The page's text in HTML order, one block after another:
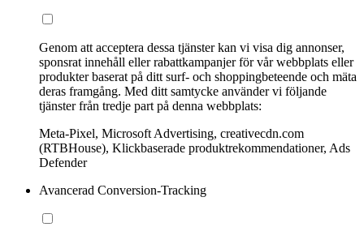
Genom att acceptera dessa tjänster kan vi visa dig annonser,
sponsrat innehåll eller rabattkampanjer för vår webbplats eller
produkter baserat på ditt surf- och shoppingbeteende och mäta
deras framgång. Med ditt samtycke använder vi följande
tjänster från tredje part på denna webbplats:
Meta-Pixel, Microsoft Advertising, creativecdn.com
(RTBHouse), Klickbaserade produktrekommendationer, Ads
Defender
Avancerad Conversion-Tracking